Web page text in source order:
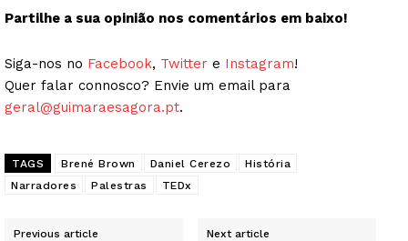
Publicidade
Partilhe a sua opinião nos comentários em baixo!
Siga-nos no Facebook, Twitter e Instagram!
Quer falar connosco? Envie um email para
geral@guimaraesagora.pt.
TAGS Brené Brown Daniel Cerezo
História
Narradores
Palestras TEDx
Previous article Next article